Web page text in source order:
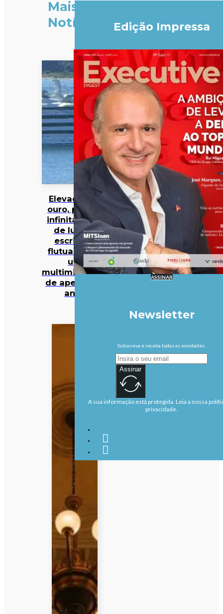
Mais
Notícias
Elevador de
ouro, piscina
infinita e spa
de luxo: o
escritório
flutuante de
um
multimilionário
de apenas 27
anos
Edição Impressa
ASSINAR
Newsletter
Subscreva e receba todas as novidades.
Assinar
A sua informação está protegida. Leia a nossa
privacidade.